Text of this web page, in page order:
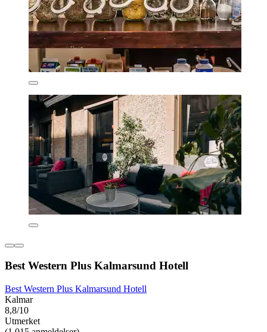
Best Western Plus Kalmarsund Hotell
Best Western Plus Kalmarsund Hotell
Kalmar
8,8/10
Utmerket